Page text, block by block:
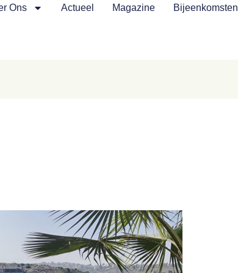
Ons Actueel Magazine Bijeenkomsten